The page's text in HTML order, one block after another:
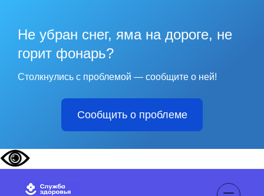
Не убран снег, яма на дороге, не
горит фонарь?
Столкнулись с проблемой — сообщите о ней!
Сообщить о проблеме